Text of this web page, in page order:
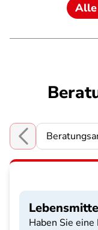
Choose a section
Haben Sie